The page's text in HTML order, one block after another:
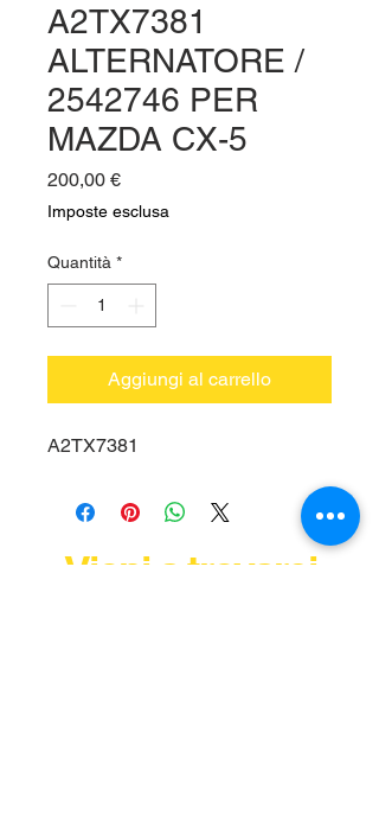
A2TX7381
ALTERNATORE /
2542746 PER
MAZDA CX-5
200,00 €Prezzo
Imposte esclusa
Quantità *
Aggiungi al carrello
A2TX7381
Vieni a trovarci